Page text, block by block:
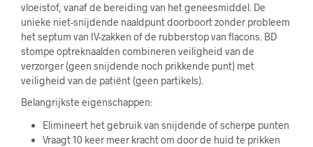
vloeistof, vanaf de bereiding van het geneesmiddel. De
unieke niet-snijdende naaldpunt doorboort zonder probleem
het septum van IV-zakken of de rubberstop van flacons. BD
stompe optreknaalden combineren veiligheid van de
verzorger (geen snijdende noch prikkende punt) met
veiligheid van de patiënt (geen partikels).
Belangrijkste eigenschappen:
Elimineert het gebruik van snijdende of scherpe punten
Vraagt 10 keer meer kracht om door de huid te prikken